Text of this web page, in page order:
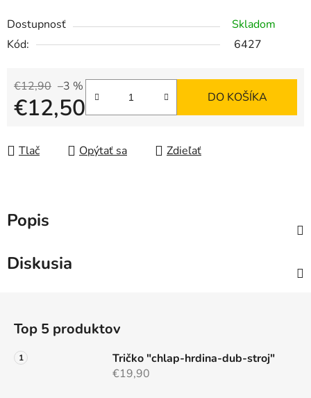
Dostupnosť
Skladom
Kód:
6427
€12,90 –3 %
€12,50 DO KOŠÍKA
Tlač Opýtať sa Zdieľať
Popis
Diskusia
Top 5 produktov
Tričko "chlap-hrdina-dub-stroj"
€19,90